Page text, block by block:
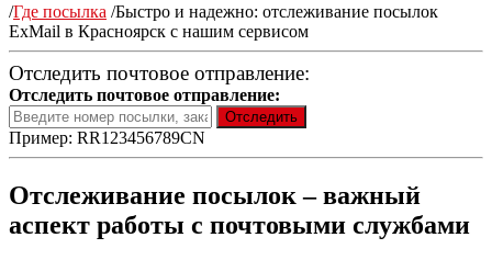
/Где посылка /Быстро и надежно: отслеживание посылок
ExMail в Красноярск с нашим сервисом
Отследить почтовое отправление:
Отследить почтовое отправление:
Пример: RR123456789CN
Отслеживание посылок – важный
аспект работы с почтовыми службами